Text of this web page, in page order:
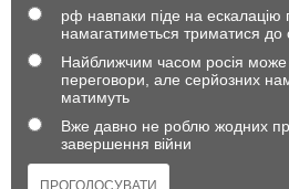
рф навпаки піде на ескалацію
намагатиметься триматися до
Найближчим часом росія може
переговори, але серйозних
матимуть
Вже давно не роблю жодних
завершення війни